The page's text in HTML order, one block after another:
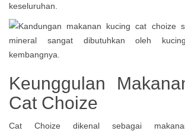
keseluruhan.
Keunggulan
Cat Choize
Cat Choize dikenal sebagai